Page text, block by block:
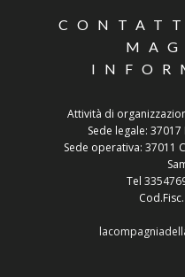
Attività di
Sede legale: 37017
Sede operativa: 37011
Tel